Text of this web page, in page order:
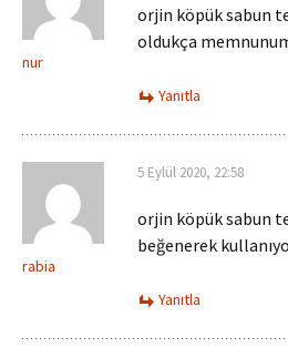
nur
orjin köpük sabun
oldukça
Yanıtla
rabia
5 Eylül 2020, 22:58
orjin köpük sabun
beğenerek
Yanıtla